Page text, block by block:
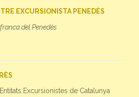
EXCURSIONISTA PENEDÈS
del Penedès
Excursionistes de Catalunya